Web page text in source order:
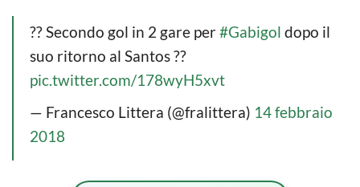
?? Secondo gol in 2 gare per#Gabigol dopo il
suo ritorno al Santos ??
pic.twitter.com/178wyH5xvt
— Francesco Littera (@fralittera) 14 febbraio
2018